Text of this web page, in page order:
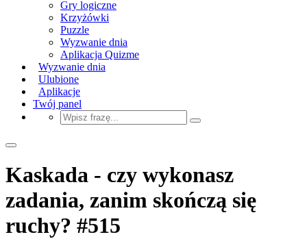
Gry logiczne
Krzyżówki
Puzzle
Wyzwanie dnia
Aplikacja Quizme
Wyzwanie dnia
Ulubione
Aplikacje
Twój panel
Kaskada - czy wykonasz
zadania, zanim skończą się
ruchy? #515